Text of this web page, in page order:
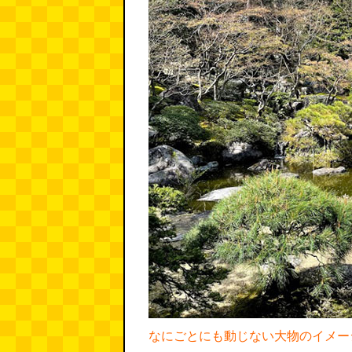
なにごとにも動じない大物のイメー